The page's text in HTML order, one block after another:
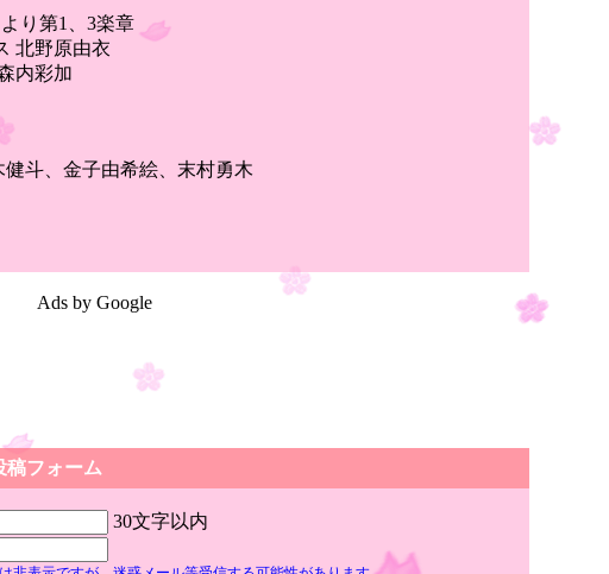
り第1、3楽章
北野原由衣
内彩加
斗、金子由希絵、末村勇木
Ads by Google
稿フォーム
30文字以内